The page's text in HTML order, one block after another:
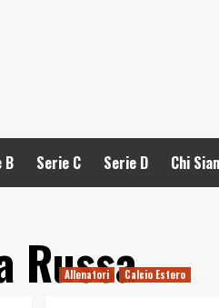
B Serie C Serie D Chi
Russa
Allenatori Calcio Estero